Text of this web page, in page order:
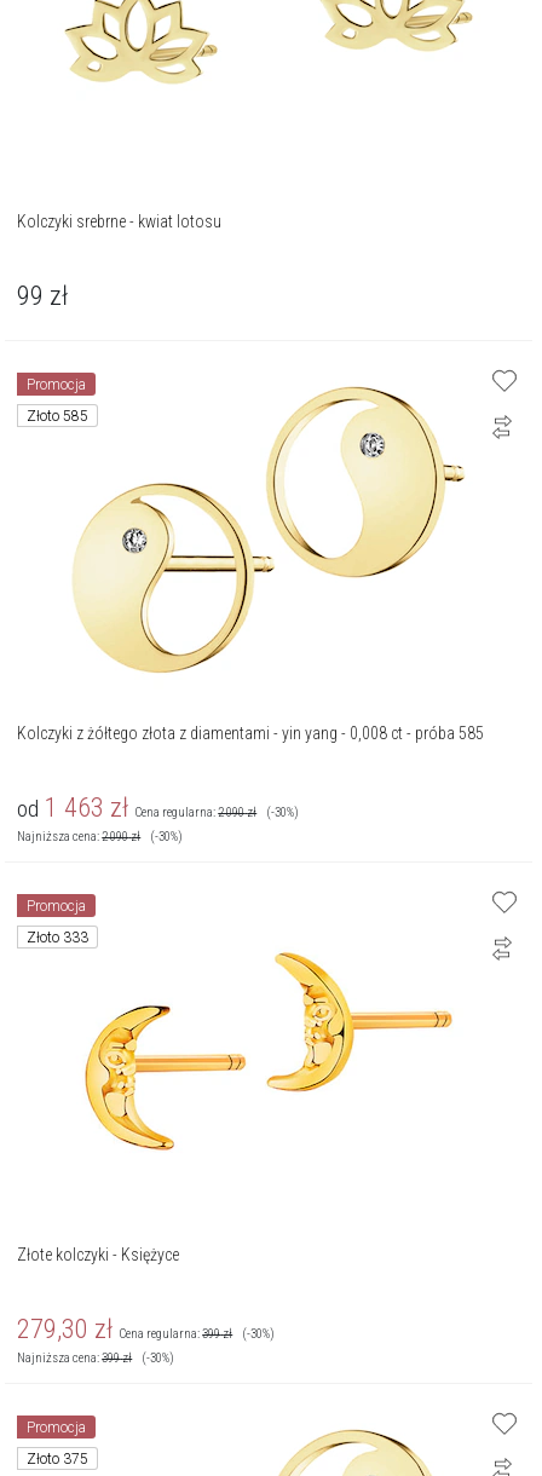
Kolczyki srebrne - kwiat lotosu
99 zł
Promocja
Złoto 585
Kolczyki z żółtego złota z diamentami - yin yang - 0,008 ct - próba 585
od 1 463 zł Cena regularna:2 090zł
(-30%)
Najniższa cena:2 090zł (-30%)
Promocja
Złoto 333
Złote kolczyki - Księżyce
279,30 zł Cena regularna:399zł
(-30%)
Najniższa cena:399zł (-30%)
Promocja
Złoto 375